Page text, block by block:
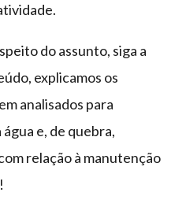
do assunto, siga a
explicamos os
analisados para
e, de quebra,
relação à manutenção